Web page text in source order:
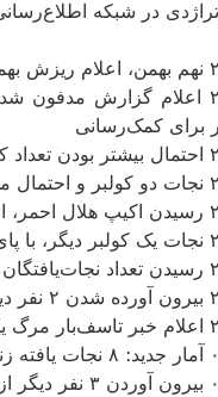
در شبکه
۲۰:۵۳ اعلام گزارش
برای کمک‌رسانی
۹ نفر
دیگر
مردمی
نفر
بهمن